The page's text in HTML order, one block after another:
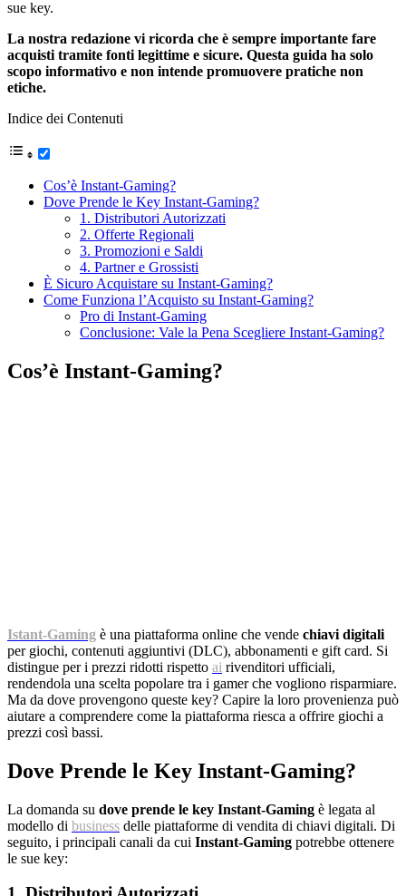
sue key.
La nostra redazione vi ricorda che è sempre importante fare
acquisti tramite fonti legittime e sicure. Questa guida ha solo
scopo informativo e non intende promuovere pratiche non
etiche.
Indice dei Contenuti
Cos’è Instant-Gaming?
Dove Prende le Key Instant-Gaming?
1. Distributori Autorizzati
2. Offerte Regionali
3. Promozioni e Saldi
4. Partner e Grossisti
È Sicuro Acquistare su Instant-Gaming?
Come Funziona l’Acquisto su Instant-Gaming?
Pro di Instant-Gaming
Conclusione: Vale la Pena Scegliere Instant-Gaming?
Cos’è Instant-Gaming?
Istant-Gaming è una piattaforma online che vende chiavi digitali
per giochi, contenuti aggiuntivi (DLC), abbonamenti e gift card. Si
distingue per i prezzi ridotti rispetto ai rivenditori ufficiali,
rendendola una scelta popolare tra i gamer che vogliono risparmiare.
Ma da dove provengono queste key? Capire la loro provenienza può
aiutare a comprendere come la piattaforma riesca a offrire giochi a
prezzi così bassi.
Dove Prende le Key Instant-Gaming?
La domanda su dove prende le key Instant-Gaming è legata al
modello di business delle piattaforme di vendita di chiavi digitali. Di
seguito, i principali canali da cui Instant-Gaming potrebbe ottenere
le sue key: